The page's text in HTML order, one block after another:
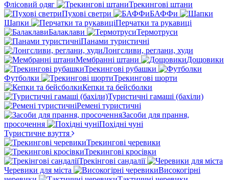
Флісовий одяг
Трекингові штани
Пухові светри
БАФФи
Шапки
Перчатки та рукавиці
Балаклави
Термотруси
Панами туристичні
Лонгсливи, реглани, худи
Мембранні штани
Дощовики
Трекингові рубашки
Футболки
Трекингові шорти
Кепки та бейсболки
Туристичні гамаші (бахіли)
Ремені туристичні
Засоби для прання,
просочення
Похідні чуні
Туристичне взуття
Трекингові черевики
Трекингові кросівки
Трекінгові сандалії
Черевики для міста
Високогірні